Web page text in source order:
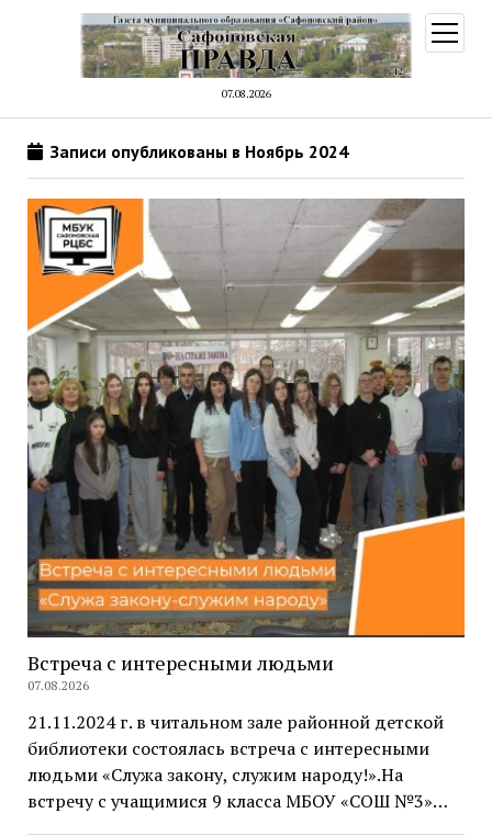
07.08.2026
меню
Записи опубликованы в Ноябрь 2024
Встреча с интересными людьми
07.08.2026
21.11.2024 г. в читальном зале районной детской
библиотеки состоялась встреча с интересными
людьми «Служа закону, служим народу!».На
встречу с учащимися 9 класса МБОУ «СОШ №3»…